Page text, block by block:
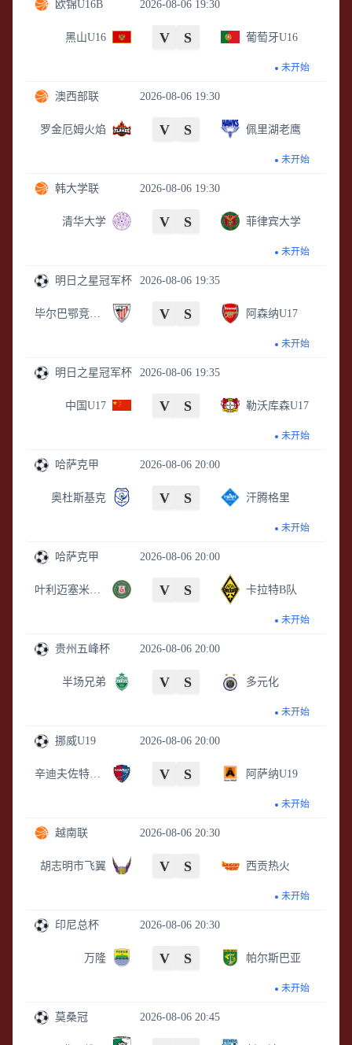
2026-08-06 19:30
欧锦U16B
黑山U16 V S 葡萄牙U16
未开始
2026-08-06 19:30
澳西部联
罗金厄姆火焰 V S 佩里湖老鹰
未开始
2026-08-06 19:30
韩大学联
清华大学 V S 菲律宾大学
未开始
2026-08-06 19:35
明日之星冠军杯
V S 阿森纳U17
未开始
2026-08-06 19:35
明日之星冠军杯
中国U17 V S 勒沃库森U17
未开始
2026-08-06 20:00
哈萨克甲
奥杜斯基克 V S 汗腾格里
未开始
2026-08-06 20:00
哈萨克甲
V S 卡拉特B队
未开始
2026-08-06 20:00
贵州五峰杯
半场兄弟 V S 多元化
未开始
2026-08-06 20:00
挪威U19
V S 阿萨纳U19
未开始
2026-08-06 20:30
越南联
胡志明市飞翼 V S 西贡热火
未开始
2026-08-06 20:30
印尼总杯
万隆 V S 帕尔斯巴亚
未开始
2026-08-06 20:45
莫桑冠